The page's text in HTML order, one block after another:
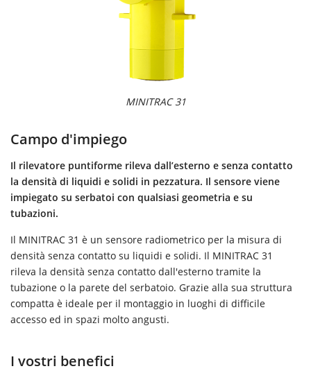
MINITRAC 31
Campo d'impiego
Il rilevatore puntiforme rileva dall’esterno e senza contatto
la densità di liquidi e solidi in pezzatura. Il sensore viene
impiegato su serbatoi con qualsiasi geometria e su
tubazioni.
Il MINITRAC 31 è un sensore radiometrico per la misura di
densità senza contatto su liquidi e solidi. Il MINITRAC 31
rileva la densità senza contatto dall'esterno tramite la
tubazione o la parete del serbatoio. Grazie alla sua struttura
compatta è ideale per il montaggio in luoghi di difficile
accesso ed in spazi molto angusti.
I vostri benefici